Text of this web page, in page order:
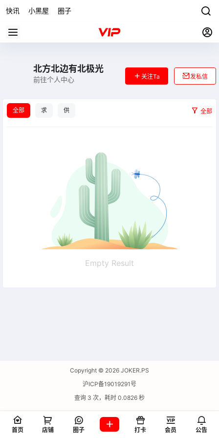
快讯 小黑屋 圈子
北方北边有北极光
前往个人中心 关注Ta 发私信
全部 求 供 全部
Empty Result
Copyright © 2026 JOKER.PS
沪ICP备19019291号
查询 3 次，耗时 0.0826 秒
首页 店铺 圈子 打卡 会员 公告